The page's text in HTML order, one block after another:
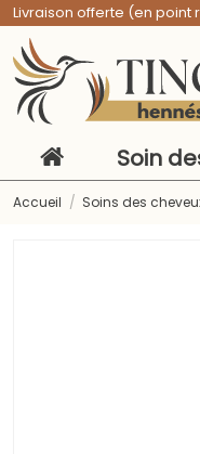
Livraison offerte (en
Soin
Accueil Soins des